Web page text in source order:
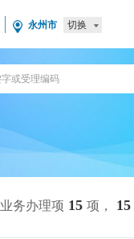
永州市 切换
业务办理项 15 项， 15